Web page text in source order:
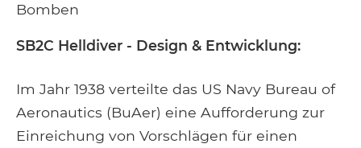
Bomben
SB2C Helldiver - Design & Entwicklung:
Im Jahr 1938 verteilte das US Navy Bureau of
Aeronautics (BuAer) eine Aufforderung zur
Einreichung von Vorschlägen für einen